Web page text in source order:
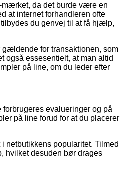
mærket, da det burde være en
at internet forhandleren ofte
du genvej til at få hjælp,
gældende for transaktionen, som
også essesentielt, at man altid
på line, om du leder efter
evalueringer og på
på line forud for at du placerer
netbutikkens popularitet. Tilmed
hvilket desuden bør drages